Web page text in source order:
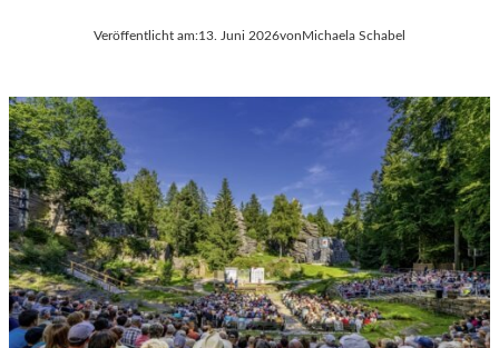
Veröffentlicht am:13. Juni 2026von Michaela Schabel